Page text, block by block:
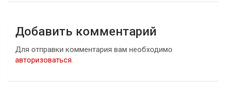
Добавить комментарий
Для отправки комментария вам необходимо
авторизоваться.